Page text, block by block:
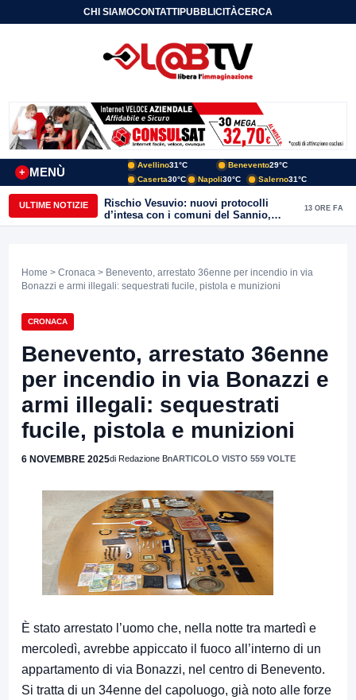
CHI SIAMOCONTATTIPUBBLICITÀCERCA
MENÙ
+
Avellino31°C Benevento29°C
Caserta30°C Napoli30°C Salerno31°C
ULTIME NOTIZIE
Rischio Vesuvio: nuovi protocolli
d’intesa con i comuni del Sannio,
firmato il protocollo con Arpaise
13 ORE FA
Home > Cronaca > Benevento, arrestato 36enne per incendio in via
Bonazzi e armi illegali: sequestrati fucile, pistola e munizioni
CRONACA
Benevento, arrestato 36enne
per incendio in via Bonazzi e
armi illegali: sequestrati
fucile, pistola e munizioni
6 NOVEMBRE 2025di Redazione BnARTICOLO VISTO 559 VOLTE
È stato arrestato l’uomo che, nella notte tra martedì e
mercoledì, avrebbe appiccato il fuoco all’interno di un
appartamento di via Bonazzi, nel centro di Benevento.
Si tratta di un 34enne del capoluogo, già noto alle forze